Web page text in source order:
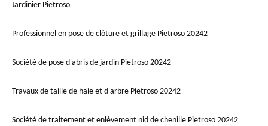
Jardinier Pietroso
Professionnel en pose de clôture et grillage Pietroso 20242
Société de pose d'abris de jardin Pietroso 20242
Travaux de taille de haie et d'arbre Pietroso 20242
Société de traitement et enlèvement nid de chenille Pietroso 20242